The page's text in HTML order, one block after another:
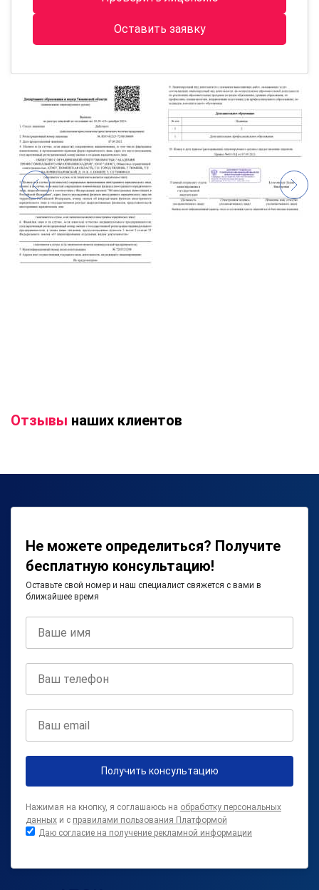
Оставить заявку
Отзывы наших клиентов
Не можете определиться? Получите
бесплатную консультацию!
Оставьте свой номер и наш специалист свяжется с вами в
ближайшее время
Получить консультацию
Нажимая на кнопку, я соглашаюсь на обработку персональных
данных и с правилами пользования Платформой
Даю согласие на получение рекламной информации